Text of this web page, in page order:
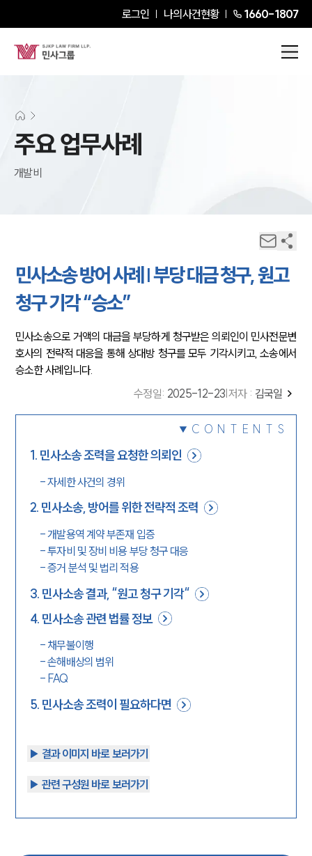
로그인 나의사건현황 1660-1807
주요 업무사례
개발비
민사소송 방어 사례 | 부당 대금 청구, 원고
청구 기각 “승소”
민사소송으로 거액의 대금을 부당하게 청구받은 의뢰인이 민사전문변
호사의 전략적 대응을 통해 상대방 청구를 모두 기각시키고, 소송에서
승소한 사례입니다.
수정일: 2025-12-23 저자 : 김국일
CONTENTS
1. 민사소송 조력을 요청한 의뢰인
-자세한 사건의 경위
2. 민사소송, 방어를 위한 전략적 조력
-개발용역 계약 부존재 입증
-투자비 및 장비 비용 부당 청구 대응
-증거 분석 및 법리 적용
3. 민사소송 결과, “원고 청구 기각“
4. 민사소송 관련 법률 정보
- 채무불이행
-손해배상의 범위
- FAQ
5. 민사소송 조력이 필요하다면
▶︎ 결과 이미지 바로 보러가기
▶︎ 관련 구성원 바로 보러가기